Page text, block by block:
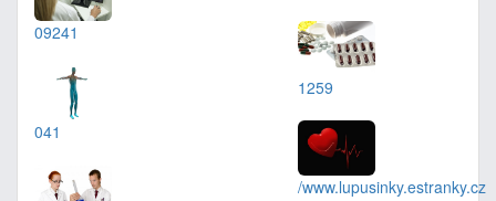
09241
041
1259
/www.lupusinky.estranky.cz